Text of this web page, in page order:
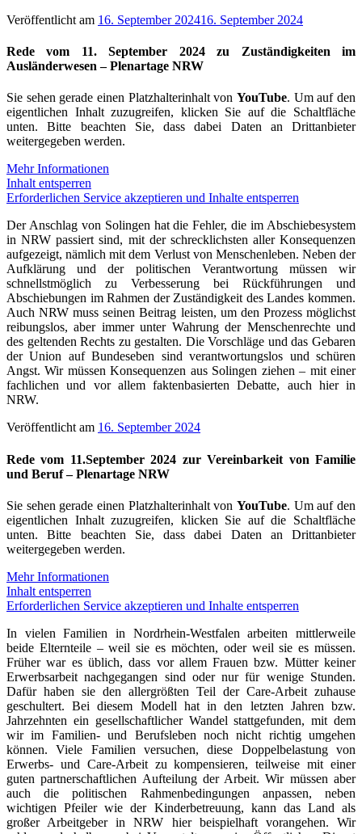
Veröffentlicht am 16. September 202416. September 2024
Rede vom 11. September 2024 zu Zuständigkeiten im
Ausländerwesen – Plenartage NRW
Sie sehen gerade einen Platzhalterinhalt von YouTube. Um auf den
eigentlichen Inhalt zuzugreifen, klicken Sie auf die Schaltfläche
unten. Bitte beachten Sie, dass dabei Daten an Drittanbieter
weitergegeben werden.
Mehr Informationen
Inhalt entsperren
Erforderlichen Service akzeptieren und Inhalte entsperren
Der Anschlag von Solingen hat die Fehler, die im Abschiebesystem
in NRW passiert sind, mit der schrecklichsten aller Konsequenzen
aufgezeigt, nämlich mit dem Verlust von Menschenleben. Neben der
Aufklärung und der politischen Verantwortung müssen wir
schnellstmöglich zu Verbesserung bei Rückführungen und
Abschiebungen im Rahmen der Zuständigkeit des Landes kommen.
Auch NRW muss seinen Beitrag leisten, um den Prozess möglichst
reibungslos, aber immer unter Wahrung der Menschenrechte und
des geltenden Rechts zu gestalten. Die Vorschläge und das Gebaren
der Union auf Bundeseben sind verantwortungslos und schüren
Angst. Wir müssen Konsequenzen aus Solingen ziehen – mit einer
fachlichen und vor allem faktenbasierten Debatte, auch hier in
NRW.
Veröffentlicht am 16. September 2024
Rede vom 11.September 2024 zur Vereinbarkeit von Familie
und Beruf – Plenartage NRW
Sie sehen gerade einen Platzhalterinhalt von YouTube. Um auf den
eigentlichen Inhalt zuzugreifen, klicken Sie auf die Schaltfläche
unten. Bitte beachten Sie, dass dabei Daten an Drittanbieter
weitergegeben werden.
Mehr Informationen
Inhalt entsperren
Erforderlichen Service akzeptieren und Inhalte entsperren
In vielen Familien in Nordrhein-Westfalen arbeiten mittlerweile
beide Elternteile – weil sie es möchten, oder weil sie es müssen.
Früher war es üblich, dass vor allem Frauen bzw. Mütter keiner
Erwerbsarbeit nachgegangen sind oder nur für wenige Stunden.
Dafür haben sie den allergrößten Teil der Care-Arbeit zuhause
geschultert. Bei diesem Modell hat in den letzten Jahren bzw.
Jahrzehnten ein gesellschaftlicher Wandel stattgefunden, mit dem
wir im Familien- und Berufsleben noch nicht richtig umgehen
können. Viele Familien versuchen, diese Doppelbelastung von
Erwerbs- und Care-Arbeit zu kompensieren, teilweise mit einer
guten partnerschaftlichen Aufteilung der Arbeit. Wir müssen aber
auch die politischen Rahmenbedingungen anpassen, neben
wichtigen Pfeiler wie der Kinderbetreuung, kann das Land als
großer Arbeitgeber in NRW hier beispielhaft vorangehen. Wir